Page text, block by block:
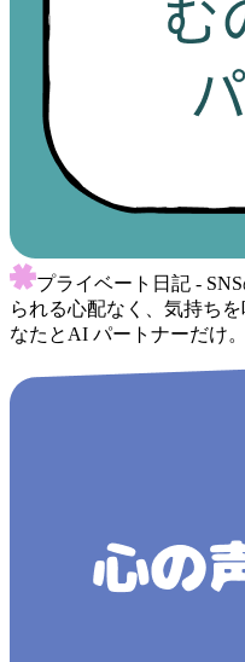
プライベート日記 -
られる心配なく、気持ち
なたとAI パートナーだけ。